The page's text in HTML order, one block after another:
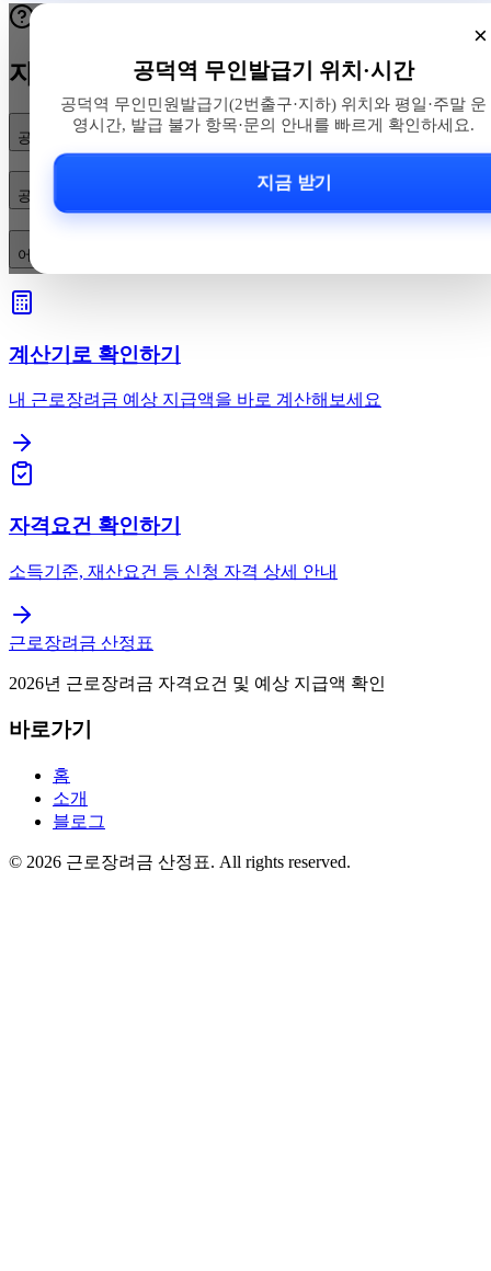
×
공덕역 무인발급기 위치·시간
공덕역 무인민원발급기(2번출구·지하) 위치와 평일·주말 운
영시간, 발급 불가 항목·문의 안내를 빠르게 확인하세요.
지금 받기
자주 묻는 질문
공덕역 무인민원발급기 위치가 어디인가요?
공덕역 무인민원발급기 운영시간은 어떻게 되나요?
어떤 서류를 발급할 수 있고, 고장·점검 시 대체 방법은 무엇인가요?
계산기로 확인하기
내 근로장려금 예상 지급액을 바로 계산해보세요
자격요건 확인하기
소득기준, 재산요건 등 신청 자격 상세 안내
근로장려금 산정표
2026년 근로장려금 자격요건 및 예상 지급액 확인
바로가기
홈
소개
블로그
© 2026 근로장려금 산정표. All rights reserved.